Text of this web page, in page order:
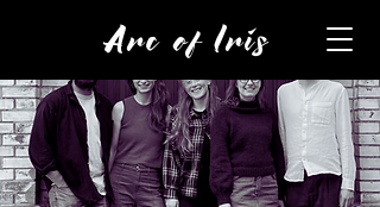
Arc of Iris